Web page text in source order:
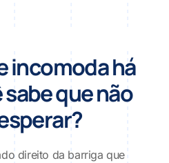
incomoda há
quenão
direito da barriga que